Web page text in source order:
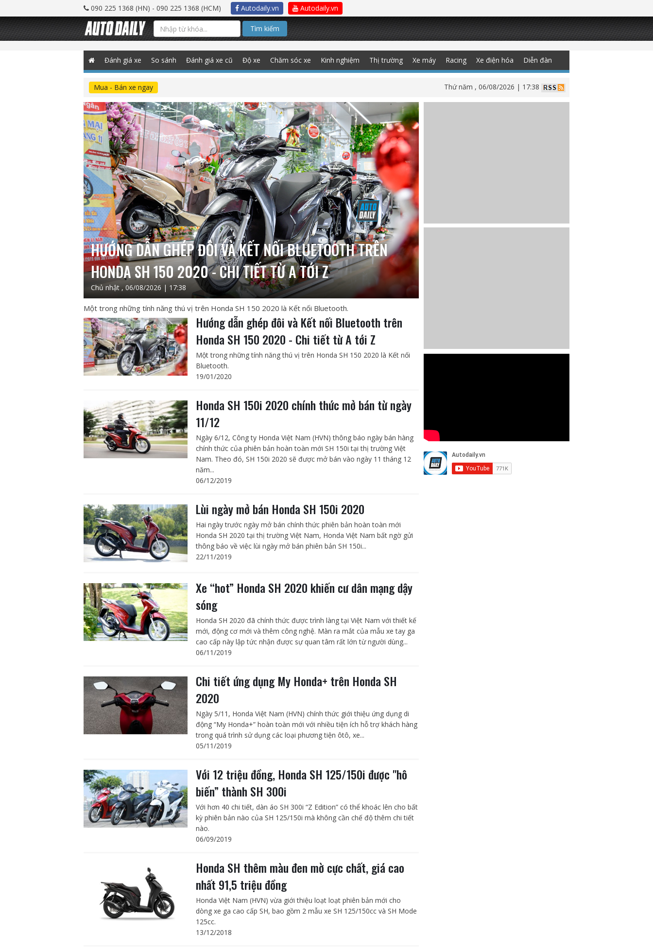
090 225 1368 (HN) - 090 225 1368 (HCM) Autodaily.vn Autodaily.vn
Tìm kiếm
Đánh giá xe So sánh Đánh giá xe cũ Độ xe Chăm sóc xe Kinh nghiệm Thị trường Xe máy Racing Xe điện hóa Diễn đàn
Mua - Bán xe ngay Thứ năm , 06/08/2026 | 17:38
HƯỚNG DẪN GHÉP ĐÔI VÀ KẾT NỐI BLUETOOTH TRÊN
HONDA SH 150 2020 - CHI TIẾT TỪ A TỚI Z
Chủ nhật , 06/08/2026 | 17:38
Một trong những tính năng thú vị trên Honda SH 150 2020 là Kết nối Bluetooth.
Hướng dẫn ghép đôi và Kết nối Bluetooth trên
Honda SH 150 2020 - Chi tiết từ A tới Z
Một trong những tính năng thú vị trên Honda SH 150 2020 là Kết nối
Bluetooth.
19/01/2020
Honda SH 150i 2020 chính thức mở bán từ ngày
11/12
Ngày 6/12, Công ty Honda Việt Nam (HVN) thông báo ngày bán hàng
chính thức của phiên bản hoàn toàn mới SH 150i tại thị trường Việt
Nam. Theo đó, SH 150i 2020 sẽ được mở bán vào ngày 11 tháng 12
năm...
06/12/2019
Lùi ngày mở bán Honda SH 150i 2020
Hai ngày trước ngày mở bán chính thức phiên bản hoàn toàn mới
Honda SH 2020 tại thị trường Việt Nam, Honda Việt Nam bất ngờ gửi
thông báo về việc lùi ngày mở bán phiên bản SH 150i...
22/11/2019
Xe “hot” Honda SH 2020 khiến cư dân mạng dậy
sóng
Honda SH 2020 đã chính thức được trình làng tại Việt Nam với thiết kế
mới, động cơ mới và thêm công nghệ. Màn ra mắt của mẫu xe tay ga
cao cấp này lập tức nhận được sự quan tâm rất lớn từ người dùng...
06/11/2019
Chi tiết ứng dụng My Honda+ trên Honda SH
2020
Ngày 5/11, Honda Việt Nam (HVN) chính thức giới thiệu ứng dụng di
động “My Honda+” hoàn toàn mới với nhiều tiện ích hỗ trợ khách hàng
trong quá trình sử dụng các loại phương tiện ôtô, xe...
05/11/2019
Với 12 triệu đồng, Honda SH 125/150i được "hô
biến” thành SH 300i
Với hơn 40 chi tiết, dàn áo SH 300i “Z Edition” có thể khoác lên cho bất
kỳ phiên bản nào của SH 125/150i mà không cần chế độ thêm chi tiết
nào.
06/09/2019
Honda SH thêm màu đen mờ cực chất, giá cao
nhất 91,5 triệu đồng
Honda Việt Nam (HVN) vừa giới thiệu loạt loạt phiên bản mới cho
dòng xe ga cao cấp SH, bao gồm 2 mẫu xe SH 125/150cc và SH Mode
125cc.
13/12/2018